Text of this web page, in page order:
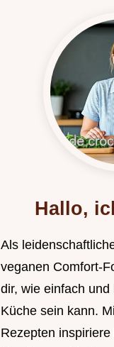
Hallo,
Als
veganen Comfort-
dir, wie einfach
Küche sein kann.
Rezepten